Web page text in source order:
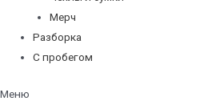
Мерч
Разборка
С пробегом
Меню